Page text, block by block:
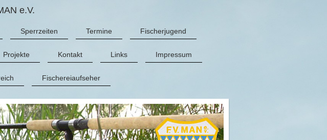
e.V.
Sperrzeiten Termine Fischerjugend
Projekte Kontakt Links Impressum
Fischereiaufseher